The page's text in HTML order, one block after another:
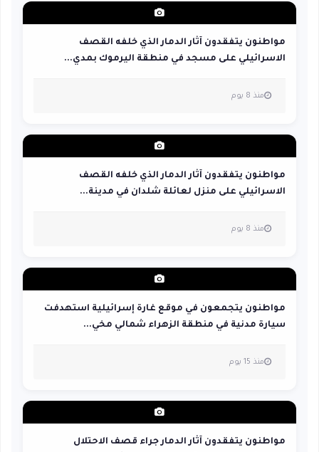
مواطنون يتفقدون آثار الدمار الذي خلفه القصف
الاسرائيلي على مسجد في منطقة اليرموك بمدي...
منذ 8 يوم
مواطنون يتفقدون آثار الدمار الذي خلفه القصف
الاسرائيلي على منزل لعائلة شلدان في مدينة...
منذ 8 يوم
مواطنون يتجمعون في موقع غارة إسرائيلية استهدفت
سيارة مدنية في منطقة الزهراء شمالي مخي...
منذ 15 يوم
مواطنون يتفقدون آثار الدمار جراء قصف الاحتلال